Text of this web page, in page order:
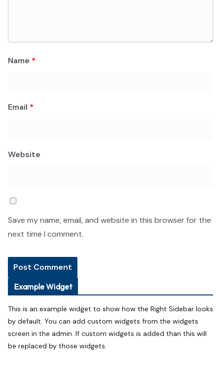
Name *
Email *
Website
Save my name, email, and website in this browser for the
next time I comment.
Example Widget
This is an example widget to show how the Right Sidebar looks
by default. You can add custom widgets from the widgets
screen in the admin. If custom widgets is added than this will
be replaced by those widgets.